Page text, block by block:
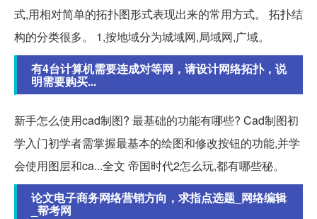
式,用相对简单的拓扑图形式表现出来的常用方式。 拓扑结
构的分类很多。 1,按地域分为城域网,局域网,广域。
有4台计算机需要连成对等网，请设计网络拓扑，说
明需要购买...
新手怎么使用cad制图? 最基础的功能有哪些? Cad制图初
学入门初学者需掌握最基本的绘图和修改按钮的功能,并学
会使用图层和ca...全文 帝国时代2怎么玩,都有哪些秘。
论文电子商务网络营销方向，求指点选题_网络编辑
_帮考网